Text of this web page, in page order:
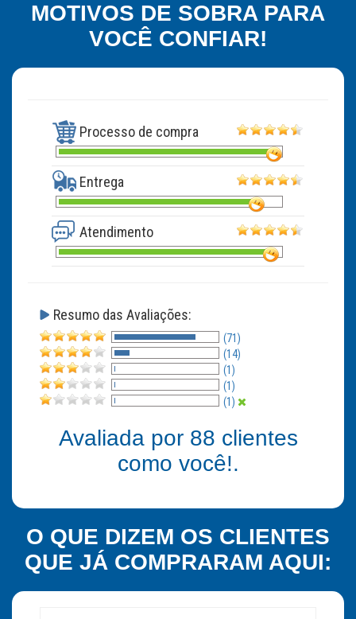
MOTIVOS DE SOBRA PARA
VOCÊ CONFIAR!
Processo de compra
Entrega
Atendimento
Resumo das Avaliações:
(71)
(14)
(1)
(1)
(1)
Avaliada por 88 clientes
como você!.
O QUE DIZEM OS CLIENTES
QUE JÁ COMPRARAM AQUI: